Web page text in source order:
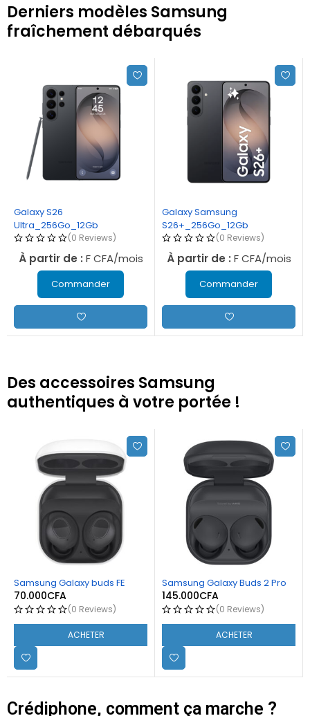
Derniers modèles Samsung
fraîchement débarqués
Galaxy S26
Ultra_256Go_12Gb
(0 Reviews)
À partir de : F CFA/mois
Commander
Galaxy Samsung
S26+_256Go_12Gb
(0 Reviews)
À partir de : F CFA/mois
Commander
Des accessoires Samsung
authentiques à votre portée !
Samsung Galaxy buds FE
70.000CFA
(0 Reviews)
ACHETER
Samsung Galaxy Buds 2 Pro
145.000CFA
(0 Reviews)
ACHETER
Crédiphone, comment ça marche ?